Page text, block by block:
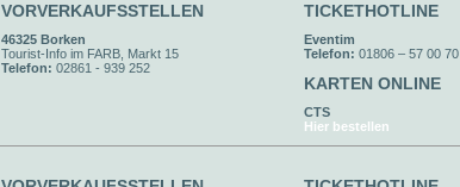
VORVERKAUFSSTELLEN
46325 Borken
Tourist-Info im FARB, Markt 15
Telefon: 02861 - 939 252
TICKETHOTLINE
Eventim
Telefon: 01806 – 57 00 70
KARTEN ONLINE
CTS
Hier bestellen